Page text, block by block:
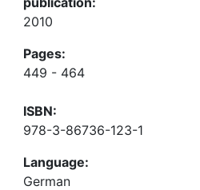
2010
Pages:
449 - 464
ISBN:
978-3-86736-123-1
Language:
German